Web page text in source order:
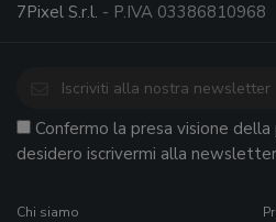
7Pixel S.r.l. - P.IVA 03386810968
Confermo la presa visione della
desidero iscrivermi alla newsletter
Chi siamo